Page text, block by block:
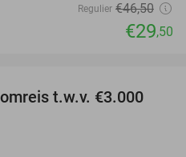
Regulier €46,50
€29,50
t.w.v. €3.000